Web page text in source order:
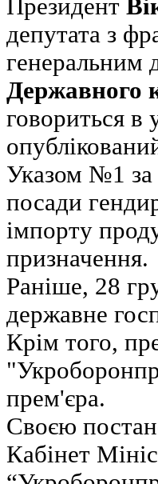
Президент
депутата з
генеральним
Державного
говориться в
Указом №1 за
посади
імпорту
призначення.
Раніше, 28
державне
Крім того,
прем'єра.
Своєю
Кабінет